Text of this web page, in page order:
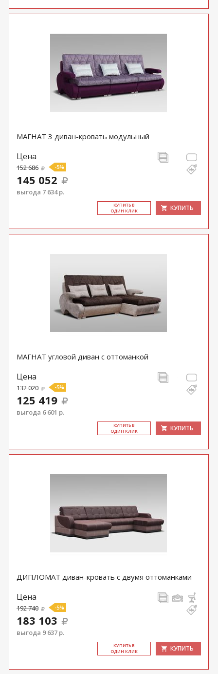
МАГНАТ 3 диван-кровать модульный
Цена
152 686 -5%
145 052
выгода 7 634 р.
КУ­ПИТЬ В
ОДИН КЛИК
КУПИТЬ
МАГНАТ угловой диван с оттоманкой
Цена
132 020 -5%
125 419
выгода 6 601 р.
КУ­ПИТЬ В
ОДИН КЛИК
КУПИТЬ
ДИПЛОМАТ диван-кровать с двумя оттоманками
Цена
192 740 -5%
183 103
выгода 9 637 р.
КУ­ПИТЬ В
ОДИН КЛИК
КУПИТЬ